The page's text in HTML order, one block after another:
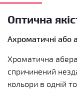
Оптична
Ахроматичні або
Хроматична
спричинений
кольори в одній